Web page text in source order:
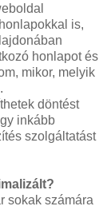
is,
honlapot és
mikor, melyik
döntést
inkább
szolgáltatást
sokak számára